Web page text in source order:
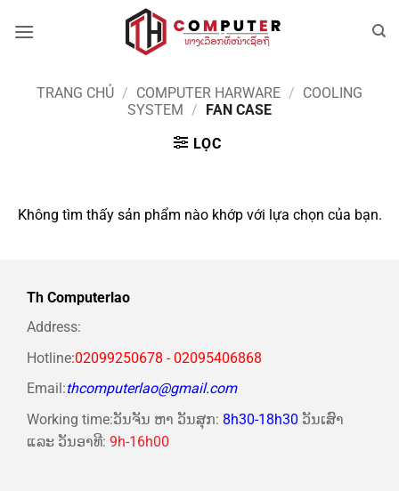
qua
TRANG CHỦ / COMPUTER HARWARE / COOLING
SYSTEM / FAN CASE
LỌC
Không tìm thấy sản phẩm nào khớp với lựa chọn của bạn.
Th Computerlao
Address:
Hotline:02099250678 - 02095406868
Email:thcomputerlao@gmail.com
Working time:ວັນຈັນ ຫາ ວັນສຸກ: 8h30-18h30 ວັນເສົາ
ແລະ ວັນອາທີ: 9h-16h00